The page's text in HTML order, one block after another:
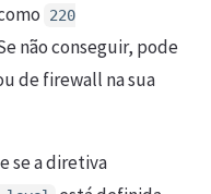
220
não conseguir, pode
de firewall na sua
se a diretiva